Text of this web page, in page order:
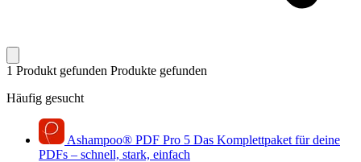
1 Produkt gefunden Produkte gefunden
Häufig gesucht
Ashampoo® PDF Pro 5 Das Komplettpaket für deine
PDFs – schnell, stark, einfach